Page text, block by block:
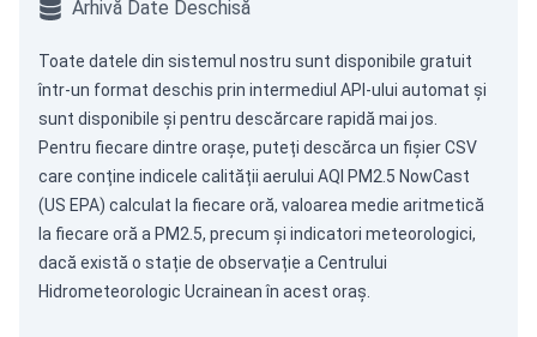
Arhivă Date Deschisă
Toate datele din sistemul nostru sunt disponibile gratuit
într-un format deschis prin intermediul API-ului automat și
sunt disponibile și pentru descărcare rapidă mai jos.
Pentru fiecare dintre orașe, puteți descărca un fișier CSV
care conține indicele calității aerului AQI PM2.5 NowCast
(US EPA) calculat la fiecare oră, valoarea medie aritmetică
la fiecare oră a PM2.5, precum și indicatori meteorologici,
dacă există o stație de observație a Centrului
Hidrometeorologic Ucrainean în acest oraș.